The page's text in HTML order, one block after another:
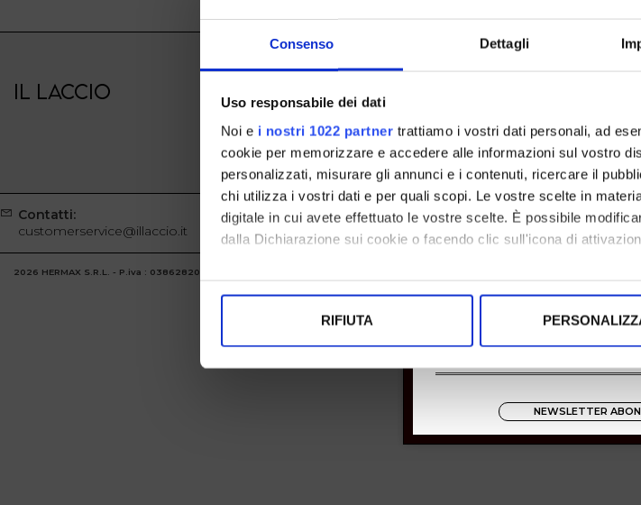
Consenso Dettagli
Uso responsabile dei dati
Noi e i nostri 1022 partner trattiamo i vostri dati personali, ad
cookie per memorizzare e accedere alle informazioni sul vostro
personalizzati, misurare gli annunci e i contenuti, ricercare il
chi utilizza i vostri dati e per quali scopi. Le vostre scelte in
digitale in cui avete effettuato le vostre scelte. È possibile
dalla Dichiarazione sui cookie o facendo clic sull'icona di
Con il tuo consenso, vorremmo anche:
Identificare il tuo dispositivo, scansionandolo attivamente
digitali).
Approfondisci come vengono elaborati i tuoi dati personali e
RIFIUTA
IL LACCIO
Contatti:
customerservice@illaccio.it
Whatsapp
+393291008001
2026 HERMAX S.R.L. - P.iva : 03862820986 Powered by
NEWSLETTER